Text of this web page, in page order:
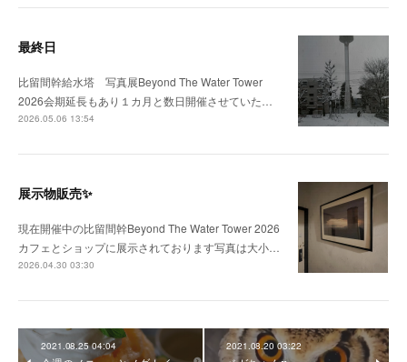
最終日
比留間幹給水塔 写真展Beyond The Water Tower
2026会期延長もあり１カ月と数日開催させていた…
2026.05.06 13:54
展示物販売✨
現在開催中の比留間幹Beyond The Water Tower 2026
カフェとショップに展示されております写真は大小…
2026.04.30 03:30
2021.08.25 04:04 2021.08.20 03:22